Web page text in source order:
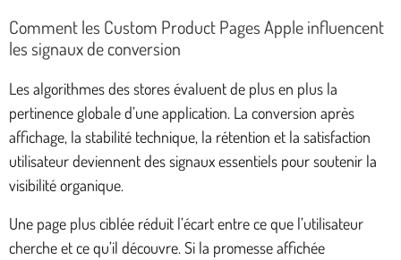
Comment les Custom Product Pages Apple influencent
les signaux de conversion
Les algorithmes des stores évaluent de plus en plus la
pertinence globale d’une application. La conversion après
affichage, la stabilité technique, la rétention et la satisfaction
utilisateur deviennent des signaux essentiels pour soutenir la
visibilité organique.
Une page plus ciblée réduit l’écart entre ce que l’utilisateur
cherche et ce qu’il découvre. Si la promesse affichée